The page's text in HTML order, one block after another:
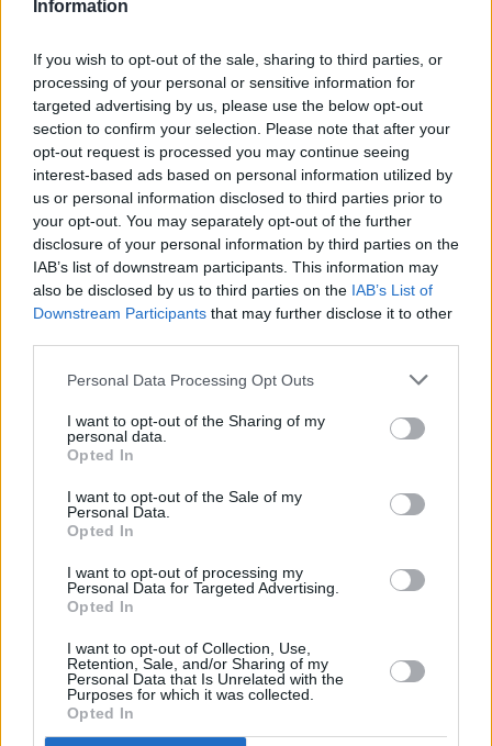
Information
If you wish to opt-out of the sale, sharing to third parties, or
processing of your personal or sensitive information for
targeted advertising by us, please use the below opt-out
section to confirm your selection. Please note that after your
opt-out request is processed you may continue seeing
interest-based ads based on personal information utilized by
us or personal information disclosed to third parties prior to
your opt-out. You may separately opt-out of the further
disclosure of your personal information by third parties on the
IAB’s list of downstream participants. This information may
also be disclosed by us to third parties on the IAB’s List of
Downstream Participants that may further disclose it to other
Personal Data Processing Opt Outs
I want to opt-out of the Sharing of my
personal data.
Opted In
I want to opt-out of the Sale of my
Personal Data.
Opted In
I want to opt-out of processing my
Personal Data for Targeted Advertising.
Opted In
I want to opt-out of Collection, Use,
Retention, Sale, and/or Sharing of my
Personal Data that Is Unrelated with the
Purposes for which it was collected.
Opted In
director de Cáritas Diocesana, aseveró que lo más
pena y que las personas que atienden estaban respetadas y
a gusto.